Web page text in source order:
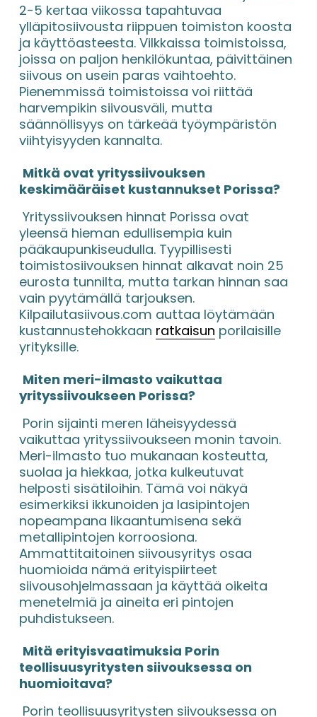
2-5 kertaa viikossa tapahtuvaa
ylläpitosiivousta riippuen toimiston koosta
ja käyttöasteesta. Vilkkaissa toimistoissa,
joissa on paljon henkilökuntaa, päivittäinen
siivous on usein paras vaihtoehto.
Pienemmissä toimistoissa voi riittää
harvempikin siivousväli, mutta
säännöllisyys on tärkeää työympäristön
viihtyisyyden kannalta.
Mitkä ovat yrityssiivouksen
keskimääräiset kustannukset Porissa?
yleensä hieman edullisempia kuin
pääkaupunkiseudulla. Tyypillisesti
toimistosiivouksen hinnat alkavat noin 25
eurosta tunnilta, mutta tarkan hinnan saa
vain pyytämällä tarjouksen.
Kilpailutasiivous.com auttaa löytämään
kustannustehokkaan ratkaisun porilaisille
yrityksille.
Miten meri-ilmasto vaikuttaa
yrityssiivoukseen Porissa?
vaikuttaa yrityssiivoukseen monin tavoin.
Meri-ilmasto tuo mukanaan kosteutta,
suolaa ja hiekkaa, jotka kulkeutuvat
helposti sisätiloihin. Tämä voi näkyä
esimerkiksi ikkunoiden ja lasipintojen
nopeampana likaantumisena sekä
metallipintojen korroosiona.
Ammattitaitoinen siivousyritys osaa
huomioida nämä erityispiirteet
siivousohjelmassaan ja käyttää oikeita
menetelmiä ja aineita eri pintojen
puhdistukseen.
Mitä erityisvaatimuksia Porin
teollisuusyritysten siivouksessa on
huomioitava?